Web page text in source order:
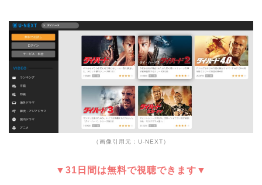
（画像引用元：U-NEXT）
▼31日間は無料で視聴できます▼